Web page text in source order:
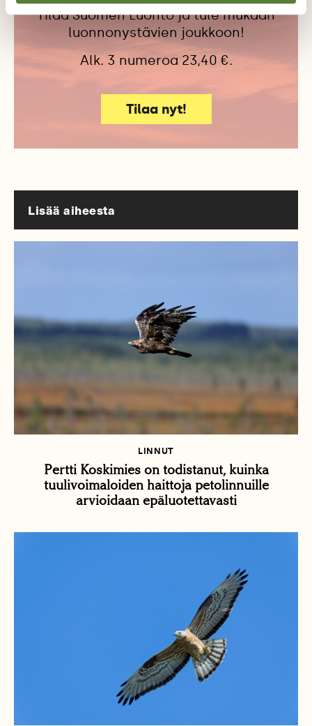
Tilaa Suomen Luonto ja tule mukaan
luonnonystävien joukkoon!
Alk. 3 numeroa 23,40 €.
Tilaa nyt!
Lisää aiheesta
LINNUT
Pertti Koskimies on todistanut, kuinka
tuulivoimaloiden haittoja petolinnuille
arvioidaan epäluotettavasti